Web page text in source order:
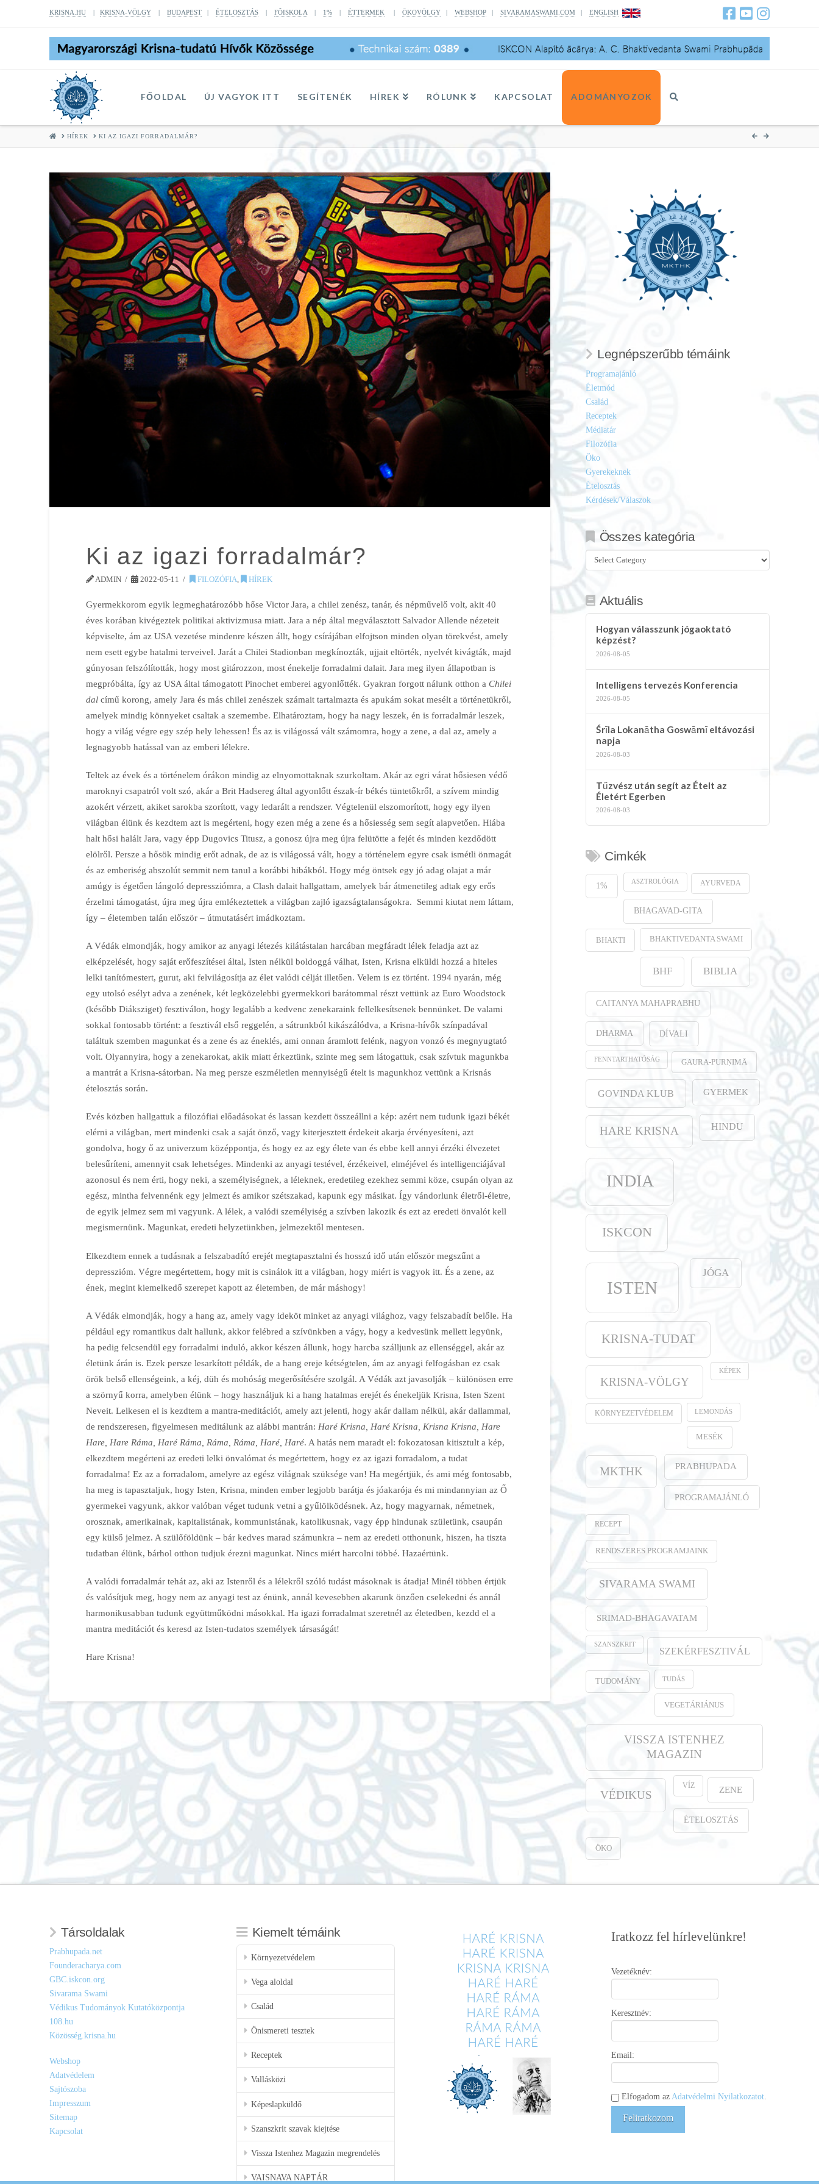
KRISNA.HU| KRISNA-VÖLGY| BUDAPEST| ÉTELOSZTÁS| FÔISKOLA| 1%| ÉTTERMEK | ÖKOVÖLGY| WEBSHOP| SIVARAMASWAMI.COM| ENGLISH
FŐOLDAL ÚJ VAGYOK ITT SEGÍTENÉK HÍREK RÓLUNK KAPCSOLAT ADOMÁNYOZOK
HOMEHÍREK KI AZ IGAZI FORRADALMÁR?
Ki az igazi forradalmár?
ADMIN 2022-05-11 FILOZÓFIA HÍREK
Gyermekkorom egyik legmeghatározóbb hőse Victor Jara, a chilei zenész, tanár, és népművelő volt, akit 40
éves korában kivégeztek politikai aktivizmusa miatt. Jara a nép által megválasztott Salvador Allende nézeteit
képviselte, ám az USA vezetése mindenre készen állt, hogy csírájában elfojtson minden olyan törekvést, amely
nem esett egybe hatalmi terveivel. Jarát a Chilei Stadionban megkínozták, ujjait eltörték, nyelvét kivágták, majd
gúnyosan felszólították, hogy most gitározzon, most énekelje forradalmi dalait. Jara meg ilyen állapotban is
megpróbálta, így az USA által támogatott Pinochet emberei agyonlőtték. Gyakran forgott nálunk otthon a Chilei
dalcímű korong, amely Jara és más chilei zenészek számait tartalmazta és apukám sokat mesélt a történetükről,
amelyek mindig könnyeket csaltak a szemembe. Elhatároztam, hogy ha nagy leszek, én is forradalmár leszek,
hogy a világ végre egy szép hely lehessen! És az is világossá vált számomra, hogy a zene, a dal az, amely a
legnagyobb hatással van az emberi lélekre.
Teltek az évek és a történelem órákon mindig az elnyomottaknak szurkoltam. Akár az egri várat hősiesen védő
maroknyi csapatról volt szó, akár a Brit Hadsereg által agyonlőtt észak-ír békés tüntetőkről, a szívem mindig
azokért vérzett, akiket sarokba szorított, vagy ledarált a rendszer. Végtelenül elszomorított, hogy egy ilyen
világban élünk és kezdtem azt is megérteni, hogy ezen még a zene és a hősiesség sem segít alapvetően. Hiába
halt hősi halált Jara, vagy épp Dugovics Titusz, a gonosz újra meg újra felütötte a fejét és minden kezdődött
elölről. Persze a hősök mindig erőt adnak, de az is világossá vált, hogy a történelem egyre csak ismétli önmagát
és az emberiség abszolút semmit nem tanul a korábbi hibákból. Hogy még öntsek egy jó adag olajat a már
amúgy is égetően lángoló depressziómra, a Clash dalait hallgattam, amelyek bár átmenetileg adtak egy erős
érzelmi támogatást, újra meg újra emlékeztettek a világban zajló igazságtalanságokra. Semmi kiutat nem láttam,
így – életemben talán először – útmutatásért imádkoztam.
A Védák elmondják, hogy amikor az anyagi létezés kilátástalan harcában megfáradt lélek feladja azt az
elképzelését, hogy saját erőfeszítései által, Isten nélkül boldoggá válhat, Isten, Krisna elküldi hozzá a hiteles
lelki tanítómestert, gurut, aki felvilágosítja az élet valódi célját illetően. Velem is ez történt. 1994 nyarán, még
egy utolsó esélyt adva a zenének, két legközelebbi gyermekkori barátommal részt vettünk az Euro Woodstock
(később Diáksziget) fesztiválon, hogy legalább a kedvenc zenekaraink fellelkesítsenek bennünket. De valami
sokkal fontosabb történt: a fesztivál első reggelén, a sátrunkból kikászálódva, a Krisna-hívők színpadával
találtuk szemben magunkat és a zene és az éneklés, ami onnan áramlott felénk, nagyon vonzó és megnyugtató
volt. Olyannyira, hogy a zenekarokat, akik miatt érkeztünk, szinte meg sem látogattuk, csak szívtuk magunkba
a mantrát a Krisna-sátorban. Na meg persze eszméletlen mennyiségű ételt is magunkhoz vettünk a Krisnás
ételosztás során.
Evés közben hallgattuk a filozófiai előadásokat és lassan kezdett összeállni a kép: azért nem tudunk igazi békét
elérni a világban, mert mindenki csak a saját önző, vagy kiterjesztett érdekeit akarja érvényesíteni, azt
gondolva, hogy ő az univerzum középpontja, és hogy ez az egy élete van és ebbe kell annyi érzéki élvezetet
belesűríteni, amennyit csak lehetséges. Mindenki az anyagi testével, érzékeivel, elméjével és intelligenciájával
azonosul és nem érti, hogy neki, a személyiségnek, a léleknek, eredetileg ezekhez semmi köze, csupán olyan az
egész, mintha felvennénk egy jelmezt és amikor szétszakad, kapunk egy másikat. Így vándorlunk életről-életre,
de egyik jelmez sem mi vagyunk. A lélek, a valódi személyiség a szívben lakozik és ezt az eredeti önvalót kell
megismernünk. Magunkat, eredeti helyzetünkben, jelmezektől mentesen.
Elkezdtem ennek a tudásnak a felszabadító erejét megtapasztalni és hosszú idő után először megszűnt a
depresszióm. Végre megértettem, hogy mit is csinálok itt a világban, hogy miért is vagyok itt. És a zene, az
ének, megint kiemelkedő szerepet kapott az életemben, de már máshogy!
A Védák elmondják, hogy a hang az, amely vagy ideköt minket az anyagi világhoz, vagy felszabadít belőle. Ha
például egy romantikus dalt hallunk, akkor felébred a szívünkben a vágy, hogy a kedvesünk mellett legyünk,
ha pedig felcsendül egy forradalmi induló, akkor készen állunk, hogy harcba szálljunk az ellenséggel, akár az
életünk árán is. Ezek persze lesarkított példák, de a hang ereje kétségtelen, ám az anyagi felfogásban ez csak
örök belső ellenségeink, a kéj, düh és mohóság megerősítésére szolgál. A Védák azt javasolják – különösen erre
a szörnyű korra, amelyben élünk – hogy használjuk ki a hang hatalmas erejét és énekeljük Krisna, Isten Szent
Neveit. Lelkesen el is kezdtem a mantra-meditációt, amely azt jelenti, hogy akár dallam nélkül, akár dallammal,
de rendszeresen, figyelmesen meditálunk az alábbi mantrán: Haré Krisna, Haré Krisna, Krisna Krisna, Hare
Hare, Hare Ráma, Haré Ráma, Ráma, Ráma, Haré, Haré. A hatás nem maradt el: fokozatosan kitisztult a kép,
elkezdtem megérteni az eredeti lelki önvalómat és megértettem, hogy ez az igazi forradalom, a tudat
forradalma! Ez az a forradalom, amelyre az egész világnak szüksége van! Ha megértjük, és ami még fontosabb,
ha meg is tapasztaljuk, hogy Isten, Krisna, minden ember legjobb barátja és jóakarója és mi mindannyian az Ő
gyermekei vagyunk, akkor valóban véget tudunk vetni a gyűlölködésnek. Az, hogy magyarnak, németnek,
orosznak, amerikainak, kapitalistának, kommunistának, katolikusnak, vagy épp hindunak születünk, csaupán
egy külső jelmez. A szülőföldünk – bár kedves marad számunkra – nem az eredeti otthonunk, hiszen, ha tiszta
tudatban élünk, bárhol otthon tudjuk érezni magunkat. Nincs miért harcolni többé. Hazaértünk.
A valódi forradalmár tehát az, aki az Istenről és a lélekről szóló tudást másoknak is átadja! Minél többen értjük
és valósítjuk meg, hogy nem az anyagi test az énünk, annál kevesebben akarunk önzően cselekedni és annál
harmonikusabban tudunk együttműködni másokkal. Ha igazi forradalmat szeretnél az életedben, kezdd el a
mantra meditációt és keresd az Isten-tudatos személyek társaságát!
Hare Krisna!
Legnépszerűbb témáink
Programajánló
Életmód
Család
Receptek
Médiatár
Filozófia
Öko
Gyerekeknek
Ételosztás
Kérdések/Válaszok
Összes kategória
Összes
kategória
Aktuális
Hogyan válasszunk jógaoktató
képzést?
2026-08-05
Intelligens tervezés Konferencia
2026-08-05
Śrīla Lokanātha Goswāmī eltávozási
napja
2026-08-03
Tűzvész után segít az Ételt az
Életért Egerben
2026-08-03
Cimkék
1% ASZTROLÓGIA AYURVEDA
BHAGAVAD-GITA
BHAKTI BHAKTIVEDANTA SWAMI
BHF BIBLIA
CAITANYA MAHAPRABHU
DHARMA DÍVALI
FENNTARTHATÓSÁG GAURA-PURṆIMĀ
GOVINDA KLUB GYERMEK
HARE KRISNA HINDU
INDIA
ISKCON
ISTEN
JÓGA
KRISNA-TUDAT
KRISNA-VÖLGY
KÉPEK
KÖRNYEZETVÉDELEM LEMONDÁS
MESÉK
MKTHK PRABHUPADA
PROGRAMAJÁNLÓ
RECEPT
RENDSZERES PROGRAMJAINK
SIVARAMA SWAMI
SRIMAD-BHAGAVATAM
SZANSZKRIT
SZEKÉRFESZTIVÁL
TUDOMÁNY TUDÁS
VEGETÁRIÁNUS
VISSZA ISTENHEZ
MAGAZIN
VÉDIKUS
VÍZ ZENE
ÉTELOSZTÁS
ÖKO
Társoldalak
Prabhupada.net
Founderacharya.com
GBC.iskcon.org
Sivarama Swami
Védikus Tudományok Kutatóközpontja
108.hu
Közösség.krisna.hu
Webshop
Adatvédelem
Sajtószoba
Impresszum
Sitemap
Kapcsolat
Kiemelt témáink
Környezetvédelem
Vega aloldal
Család
Önismereti tesztek
Receptek
Vallásközi
Képeslapküldő
Szanszkrit szavak kiejtése
Vissza Istenhez Magazin megrendelés
VAISNAVA NAPTÁR
Iratkozz fel hírlevelünkre!
Vezetéknév:
Keresztnév:
Email:
Elfogadom azAdatvédelmi Nyilatkozatot.
Feliratkozom